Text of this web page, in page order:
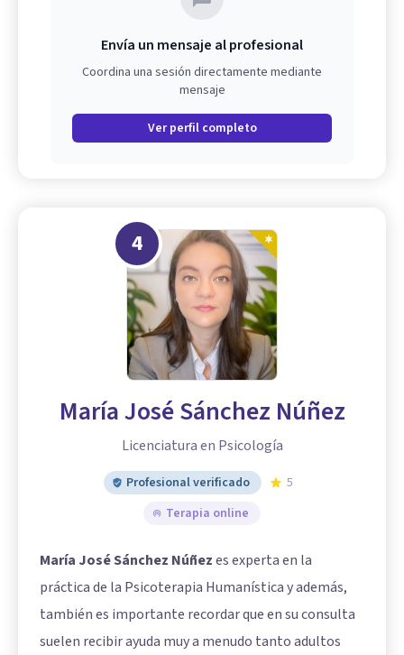
Envía un mensaje al profesional
Coordina una sesión directamente mediante
mensaje
Ver perfil completo
4
María José Sánchez Núñez
Licenciatura en Psicología
Profesional verificado
5
Terapia online
María José Sánchez Núñezes experta en la
práctica de la Psicoterapia Humanística y además,
también es importante recordar que en su consulta
suelen recibir ayuda muy a menudo tanto adultos